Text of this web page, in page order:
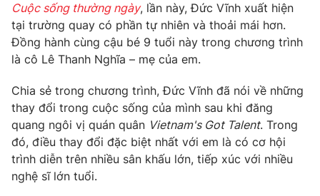
Góc doanh nghiệp
Truyền hình
Phim VTV
Hậu trường
Nhân vật
Khán giả
Giải sao mai
Giải trí
Âm nhạc
Sao
Đời sống
Du lịch
Làm đẹp
Chất lượng cuộc sống
Giáo dục
Tuyển sinh
Công nghệ
Cuộc sống thường ngày, lần này, Đức Vĩnh xuất hiện
tại trường quay có phần tự nhiên và thoải mái hơn.
Đồng hành cùng cậu bé 9 tuổi này trong chương trình
là cô Lê Thanh Nghĩa – mẹ của em.
Chia sẻ trong chương trình, Đức Vĩnh đã nói về những
thay đổi trong cuộc sống của mình sau khi đăng
quang ngôi vị quán quân Vietnam's Got Talent. Trong
đó, điều thay đổi đặc biệt nhất với em là có cơ hội
trình diễn trên nhiều sân khấu lớn, tiếp xúc với nhiều
nghệ sĩ lớn tuổi.